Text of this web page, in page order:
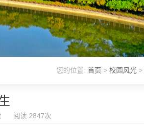
您的位置: 首页 > 校园风光 >
阅读:2847次